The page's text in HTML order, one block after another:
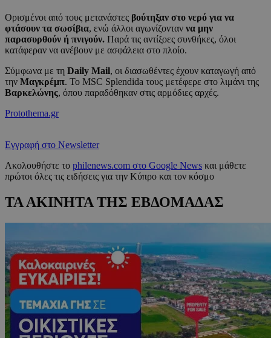
Ορισμένοι από τους μετανάστες βούτηξαν στο νερό για να
φτάσουν τα σωσίβια, ενώ άλλοι αγωνίζονταν να μην
παρασυρθούν ή πνιγούν. Παρά τις αντίξοες συνθήκες, όλοι
κατάφεραν να ανέβουν με ασφάλεια στο πλοίο.
Σύμφωνα με τη Daily Mail, οι διασωθέντες έχουν καταγωγή από
την Μαγκρέμπ. Το MSC Splendida τους μετέφερε στο λιμάνι της
Βαρκελώνης, όπου παραδόθηκαν στις αρμόδιες αρχές.
Protothema.gr
Εγγραφή στο Newsletter
Ακολουθήστε το philenews.com στο Google News και μάθετε
πρώτοι όλες τις ειδήσεις για την Κύπρο και τον κόσμο
ΤΑ ΑΚΙΝΗΤΑ ΤΗΣ ΕΒΔΟΜΑΔΑΣ